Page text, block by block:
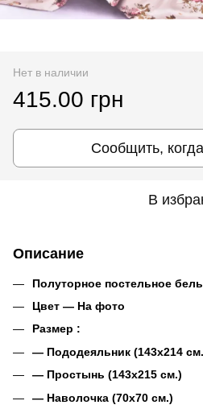
Нет в наличии
415.00 грн
Сообщить,
В
Описание
Полуторное постельное
Цвет ― На фото
Размер :
― Пододеяльник (143х214
― Простынь (143х215 см.)
― Наволочка (70х70 см.)